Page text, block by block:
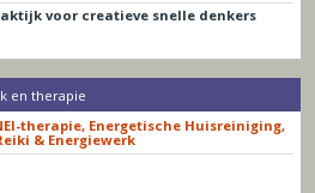
voor creatieve snelle denkers
en therapie
therapie, Energetische Huisreiniging,
& Energiewerk